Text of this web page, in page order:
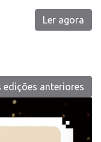
Ler agora
edições anteriores